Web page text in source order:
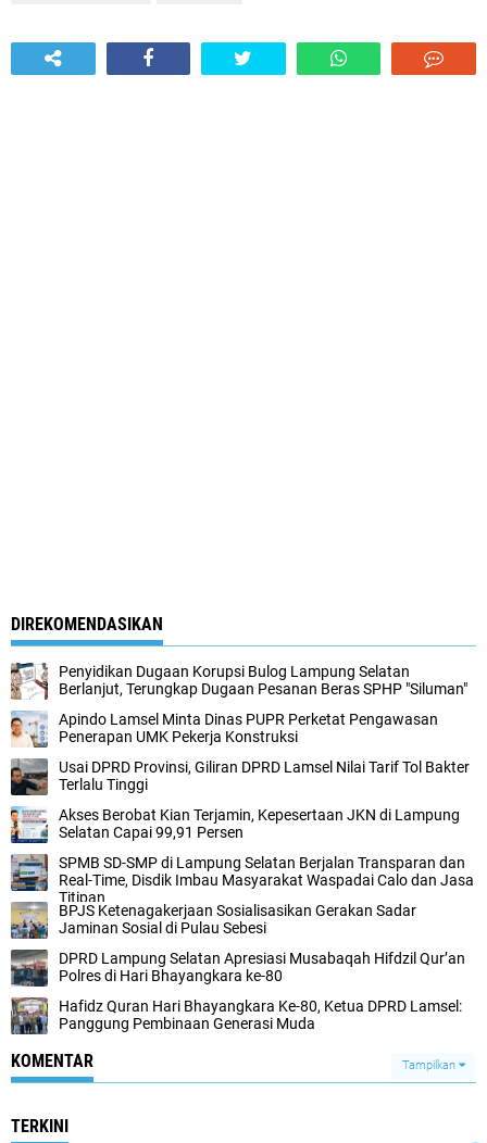
DIREKOMENDASIKAN
Penyidikan Dugaan Korupsi Bulog Lampung Selatan
Berlanjut, Terungkap Dugaan Pesanan Beras SPHP "Siluman"
Apindo Lamsel Minta Dinas PUPR Perketat Pengawasan
Penerapan UMK Pekerja Konstruksi
Usai DPRD Provinsi, Giliran DPRD Lamsel Nilai Tarif Tol Bakter
Terlalu Tinggi
Akses Berobat Kian Terjamin, Kepesertaan JKN di Lampung
Selatan Capai 99,91 Persen
SPMB SD-SMP di Lampung Selatan Berjalan Transparan dan
Real-Time, Disdik Imbau Masyarakat Waspadai Calo dan Jasa
Titipan
BPJS Ketenagakerjaan Sosialisasikan Gerakan Sadar
Jaminan Sosial di Pulau Sebesi
DPRD Lampung Selatan Apresiasi Musabaqah Hifdzil Qur’an
Polres di Hari Bhayangkara ke-80
Hafidz Quran Hari Bhayangkara Ke-80, Ketua DPRD Lamsel:
Panggung Pembinaan Generasi Muda
KOMENTAR Tampilkan
TERKINI